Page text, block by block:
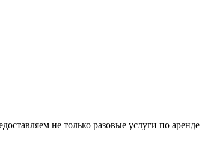
не только разовые услуги по аренде